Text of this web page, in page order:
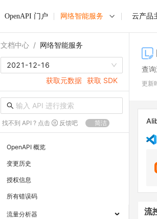
OpenAPI 门户 网络智能服务 云产品
文档中心 / 网络智能服务
2021-12-16
获取元数据 获取 SDK
找不到 API ? 点击 反馈吧 简洁
OpenAPI 概览
变更历史
授权信息
所有错误码
流量分析器
查
更新
流